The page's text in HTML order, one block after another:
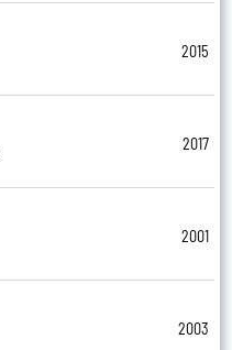
2015
2017
2001
2003